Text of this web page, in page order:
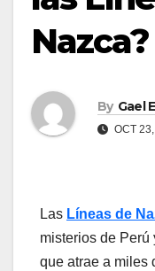
Nazca?
By Gael
OCT
Las Líneas de
misterios de Perú
que atrae a miles